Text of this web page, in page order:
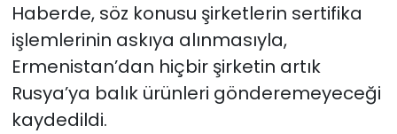
Haberde, söz konusu şirketlerin sertifika
işlemlerinin askıya alınmasıyla,
Ermenistan’dan hiçbir şirketin artık
Rusya’ya balık ürünleri gönderemeyeceği
kaydedildi.
TÜRKiYE
Video Galeri
YAŞAM